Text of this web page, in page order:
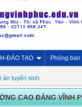
ĐÀO TẠO Phòng ban
án tuyển sinh
CAO ĐẲNG VĨNH